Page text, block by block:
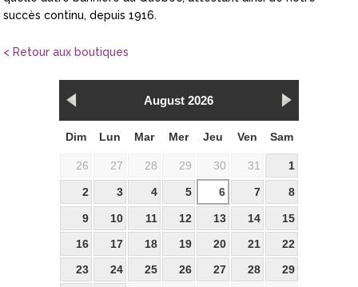
succès continu, depuis 1916.
< Retour aux boutiques
August 2026
Dim Lun Mar Mer Jeu Ven Sam
26 27 28 29 30 31 1
2 3 4 5 6 7 8
9 10 11 12 13 14
15
16
17 18 19 20 21
22
23
24 25 26 27 28
29